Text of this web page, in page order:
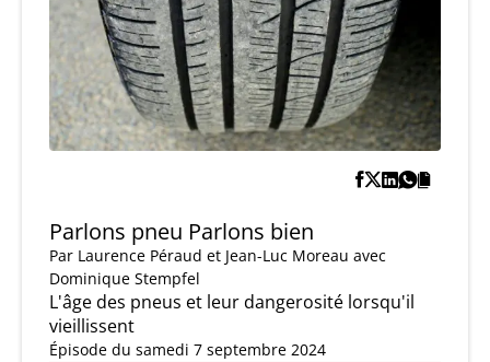
Parlons pneu Parlons bien
Par Laurence Péraud et Jean-Luc Moreau avec
Dominique Stempfel
L'âge des pneus et leur dangerosité lorsqu'il
vieillissent
Épisode du samedi 7 septembre 2024